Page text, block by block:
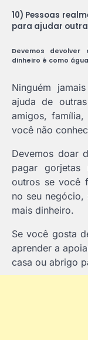
10) Pessoas
para ajudar
Devemos
dinheiro é como
Ninguém
ajuda de
amigos,
você não
Devemos doar
pagar gorjetas
outros se você
no seu negócio,
mais dinheiro.
Se você gosta
aprender a
casa ou abrigo